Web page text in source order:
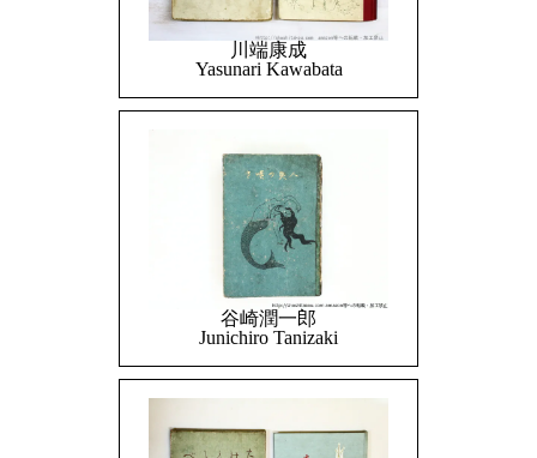
川端康成
Yasunari Kawabata
谷崎潤一郎
Junichiro Tanizaki